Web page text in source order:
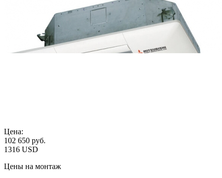
Цена:
102 650 руб.
1316 USD
Цены на монтаж